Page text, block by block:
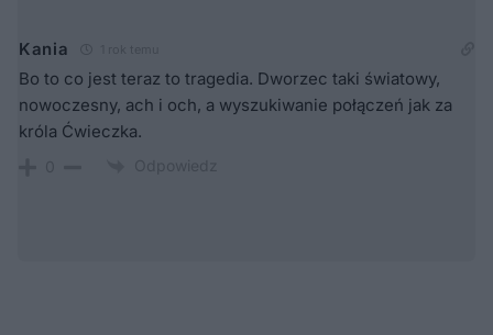
Kania
Bo to co jest teraz to tragedia. Dworzec taki światowy,
nowoczesny, ach i och, a wyszukiwanie połączeń jak za
króla Ćwieczka.